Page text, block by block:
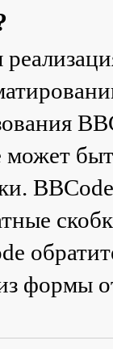
может
формы